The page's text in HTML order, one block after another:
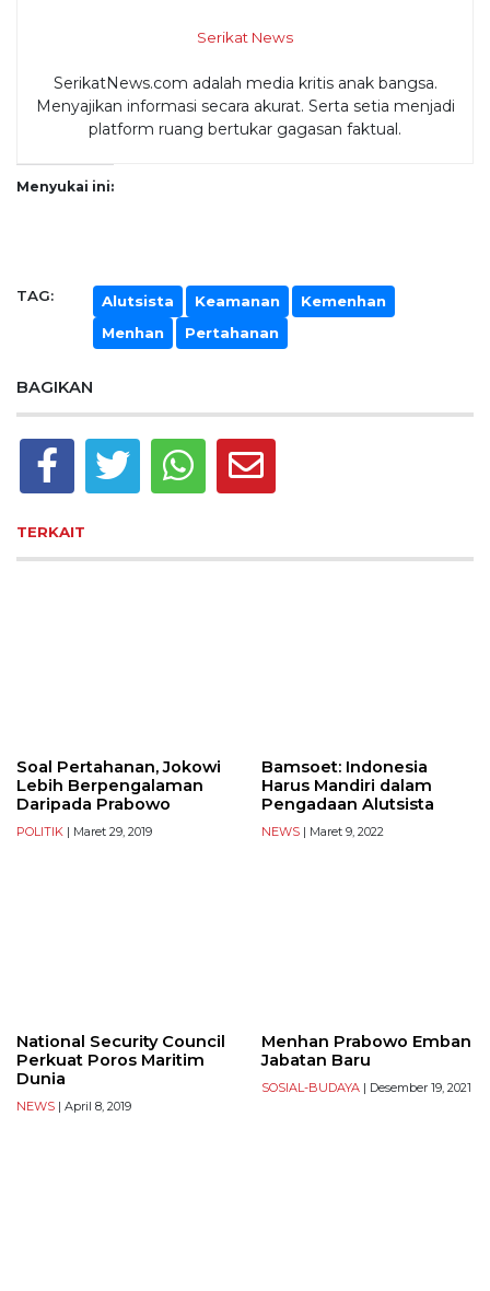
Serikat News
SerikatNews.com adalah media kritis anak bangsa.
Menyajikan informasi secara akurat. Serta setia menjadi
platform ruang bertukar gagasan faktual.
Menyukai ini:
TAG: Alutsista Keamanan
Kemenhan
Menhan
Pertahanan
BAGIKAN
TERKAIT
Soal Pertahanan, Jokowi
Lebih Berpengalaman
Daripada Prabowo
POLITIK | Maret 29, 2019
Bamsoet: Indonesia
Harus Mandiri dalam
Pengadaan Alutsista
NEWS | Maret 9, 2022
National Security Council
Perkuat Poros Maritim
Dunia
NEWS | April 8, 2019
Menhan Prabowo Emban
Jabatan Baru
SOSIAL-BUDAYA | Desember 19, 2021